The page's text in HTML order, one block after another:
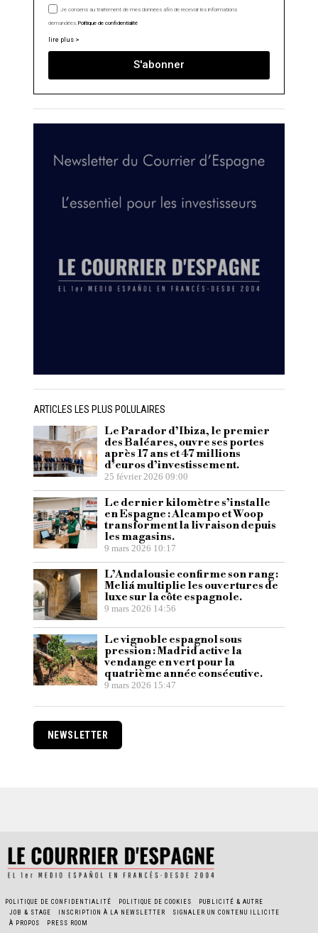
Je consens au traitement de mes données afin de recevoir les informations
demandées. Politique de confidentialité
lire plus >
S'abonner
ARTICLES LES PLUS POLULAIRES
Le Parador d’Ibiza, le premier
des Baléares, ouvre ses portes
après 17 ans et 47 millions
d’euros d’investissement.
25 février 2026 09:00
Le dernier kilomètre s’installe
en Espagne : Alcampo et Woop
transforment la livraison depuis
les magasins.
9 mars 2026 10:17
L’Andalousie confirme son rang :
Meliá multiplie les ouvertures de
luxe sur la côte espagnole.
9 mars 2026 14:56
Le vignoble espagnol sous
pression : Madrid active la
vendange en vert pour la
quatrième année consécutive.
9 mars 2026 15:47
NEWSLETTER
POLITIQUE DE CONFIDENTIALITÉ POLITIQUE DE COOKIES
PUBLICITÉ & AUTRE
JOB & STAGE
INSCRIPTION À LA NEWSLETTER
SIGNALER UN CONTENU ILLICITE
À PROPOS
PRESS ROOM